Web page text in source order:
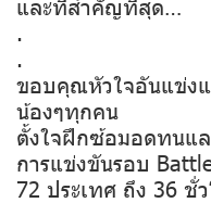
.
.
ขอบคุณหัวใจอันแข่ง
น้องๆทุกคน
ตั้งใจฝึกซ้อมอดทนแ
การแข่งขันรอบ
72 ประเทศ ถึง 36 ชั่